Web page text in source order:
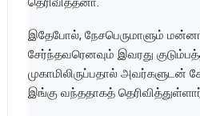
இதேபோல், நேசபெருமாளும்
சேர்ந்தவரெனவும் இவரது
முகாமிலிருப்பதால் அவர்களுடன்
இங்கு வந்ததாகத்